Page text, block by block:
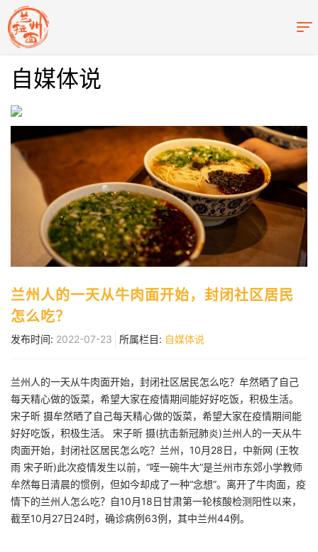
自媒体说
兰州人的一天从牛肉面开始，封闭社区居民
怎么吃？
发布时间: 2022-07-23 所属栏目: 自媒体说
兰州人的一天从牛肉面开始，封闭社区居民怎么吃？牟然晒了自己
每天精心做的饭菜，希望大家在疫情期间能好好吃饭，积极生活。
宋子昕 摄牟然晒了自己每天精心做的饭菜，希望大家在疫情期间能
好好吃饭，积极生活。 宋子昕 摄(抗击新冠肺炎)兰州人的一天从牛
肉面开始，封闭社区居民怎么吃？兰州，10月28日，中新网 (王牧
雨 宋子昕)此次疫情发生以前，“咥一碗牛大”是兰州市东郊小学教师
牟然每日清晨的惯例，但如今却成了一种“念想”。离开了牛肉面，疫
情下的兰州人怎么吃？自10月18日甘肃第一轮核酸检测阳性以来，
截至10月27日24时，确诊病例63例，其中兰州44例。